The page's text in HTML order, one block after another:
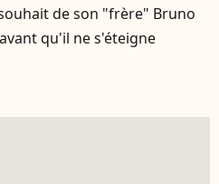
de son "frère" Bruno
qu'il ne s'éteigne